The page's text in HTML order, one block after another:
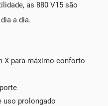
as 880 V15 são
a dia.
X para máximo conforto
uso prolongado